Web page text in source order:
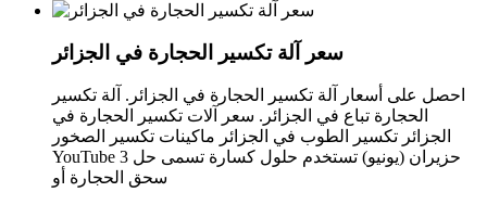
سعر آلة تكسير الحجارة في الجزائر
احصل على أسعار آلة تكسير الحجارة في الجزائر. آلة تكسير
الحجارة تباع في الجزائر. سعر آلات تكسير الحجارة في
الجزائر تكسير الطوب في الجزائر ماكينات تكسير الصخور
YouTube 3 حزيران (يونيو) تستخدم حلول كسارة تسمى حل
سحق الحجارة أو